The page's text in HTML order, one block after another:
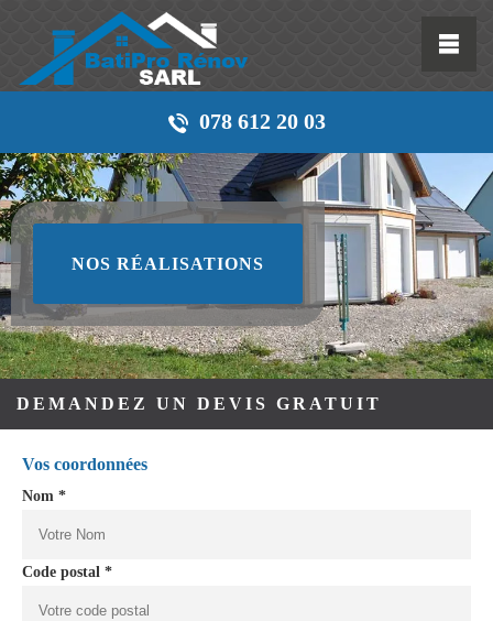
078 612 20 03
NOS RÉALISATIONS
DEMANDEZ UN DEVIS GRATUIT
Vos coordonnées
Nom *
Code postal *